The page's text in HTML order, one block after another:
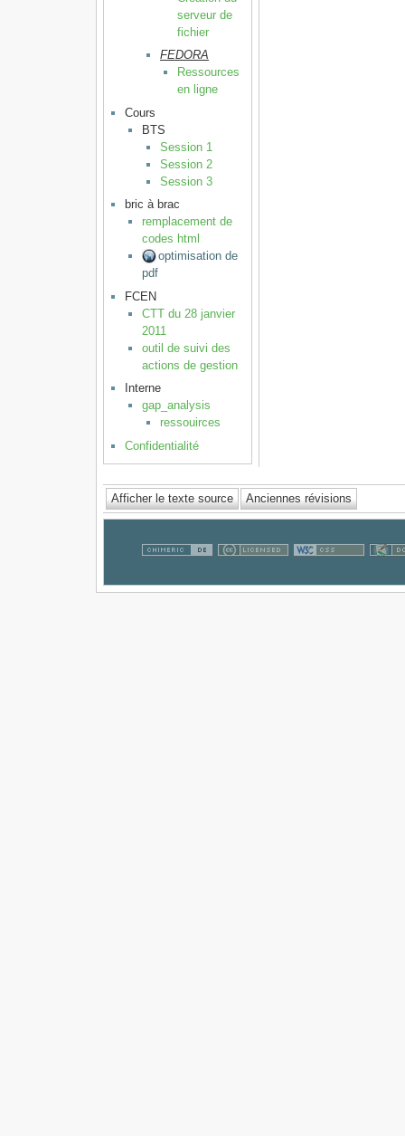
serveur de
fichier
FEDORA
Ressources
en ligne
Cours
BTS
Session 1
Session 2
Session 3
bric à brac
remplacement de
codes html
optimisation de
pdf
FCEN
CTT du 28 janvier
2011
outil de suivi des
actions de gestion
Interne
gap_analysis
ressouirces
Confidentialité